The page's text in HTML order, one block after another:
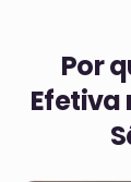
Por
Efetiva